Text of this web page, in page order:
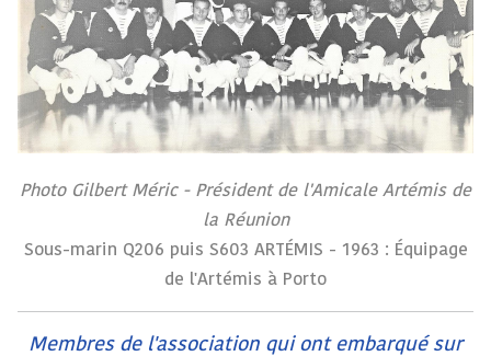
Photo Gilbert Méric - Président de l'Amicale Artémis de
la Réunion
Sous-marin Q206 puis S603 ARTÉMIS - 1963 : Équipage
de l'Artémis à Porto
Membres de l'association qui ont embarqué sur